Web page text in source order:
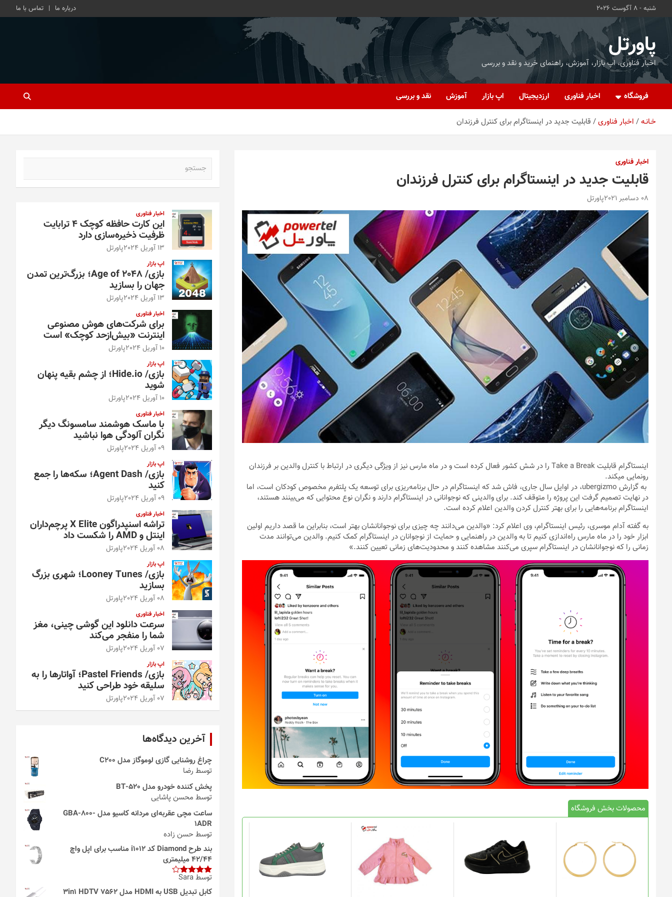
شنبه - 8 آگوست 2026 درباره ما تماس با ما
پاورتل
اخبار فناوری، اپ بازار، آموزش، راهنمای خرید و نقد و بررسی
فروشگاه اخبار فناوری ارزدیجیتال اپ بازار آموزش نقد و بررسی
خـانـه اخبار فناوری قابلیت جدید در اینستاگرام برای کنترل فرزندان
اخبار فناوری
قابلیت جدید در اینستاگرام برای کنترل فرزندان
08 دسامبر 2021 پاورتل
اینستاگرام قابلیت Take a Break را در شش کشور فعال کرده است و در ماه مارس نیز از ویژگی دیگری در ارتباط با کنترل والدین بر فرزندان
رونمایی می‎کند.
به گزارش ubergizmo، در اوایل سال جاری، فاش شد که اینستاگرام در حال برنامه‌ریزی برای توسعه یک پلتفرم مخصوص کودکان است، اما
در نهایت تصمیم گرفت این پروژه را متوقف کند. برای والدینی که نوجوانانی در اینستاگرام دارند و نگران نوع محتوایی که می‌بینند هستند،
اینستاگرام برنامه‌هایی را برای بهتر کنترل کردن والدین اعلام کرده است.
به گفته آدام موسری، رئیس اینستاگرام، وی اعلام کرد: «والدین می‌دانند چه چیزی برای نوجوانانشان بهتر است، بنابراین ما قصد داریم اولین
ابزار خود را در ماه مارس راه‌اندازی کنیم تا به والدین در راهنمایی و حمایت از نوجوانان در اینستاگرام کمک کنیم. والدین می‌توانند مدت
زمانی را که نوجوانانشان در اینستاگرام سپری می‌کنند مشاهده کنند و محدودیت‌های زمانی تعیین کنند.»
محصولات بخش فروشگاه
محصول
دارای
انواع
مختلفی
محصول
دارای
انواع
مختلفی
اخبار فناوری
این کارت حافظه کوچک ۴ ترابایت
ظرفیت ذخیره‌سازی دارد
13 آوریل 2024 پاورتل
اپ بازار
بازی/ Age of 2048؛ بزرگ‌ترین تمدن
جهان را بسازید
13 آوریل 2024 پاورتل
اخبار فناوری
برای شرکت‌های هوش مصنوعی
اینترنت «بیش‌از‌حد کوچک» است
10 آوریل 2024 پاورتل
اپ بازار
بازی/ Hide.io؛ از چشم بقیه پنهان
شوید
10 آوریل 2024 پاورتل
اخبار فناوری
با ماسک هوشمند سامسونگ دیگر
نگران آلودگی هوا نباشید
09 آوریل 2024 پاورتل
اپ بازار
بازی/ Agent Dash؛ سکه‌ها را جمع
کنید
09 آوریل 2024 پاورتل
اخبار فناوری
تراشه اسنپدراگون X Elite پرچم‌داران
اینتل و AMD را شکست داد
08 آوریل 2024 پاورتل
اپ بازار
بازی/ Looney Tunes؛ شهری بزرگ
بسازید
08 آوریل 2024 پاورتل
اخبار فناوری
سرعت دانلود این گوشی چینی، مغز
شما را منفجر می‌کند
07 آوریل 2024 پاورتل
اپ بازار
بازی/ Pastel Friends؛ آواتارها را به
سلیقه خود طراحی کنید
07 آوریل 2024 پاورتل
آخرین دیدگاه‌ها
چراغ روشنایی گازی لوموگاز مدل C200
توسط رضا
پخش کننده خودرو مدل 520-BT
توسط محسن پاشایی
ساعت مچی عقربه‌ای مردانه کاسیو مدل GBA-800-
1ADR
توسط حسن زاده
بند طرح Diamond کد i1012 مناسب برای اپل واچ
42/44 میلیمتری
امتیاز4
از 5
توسط Sara
کابل تبدیل USB به HDMI مدل 3in1 HDTV 7562